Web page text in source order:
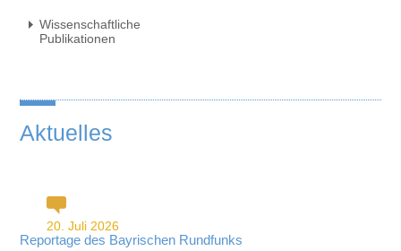
Wissenschaftliche
Publikationen
Aktuelles
20. Juli 2026
Reportage des Bayrischen Rundfunks